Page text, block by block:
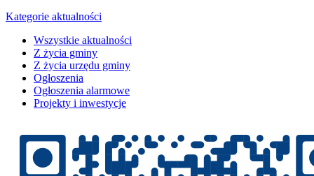
Kategorie aktualności
Wszystkie aktualności
Z życia gminy
Z życia urzędu gminy
Ogłoszenia
Ogłoszenia alarmowe
Projekty i inwestycje